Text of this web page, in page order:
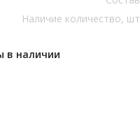
Наличие количество, шт
в наличии